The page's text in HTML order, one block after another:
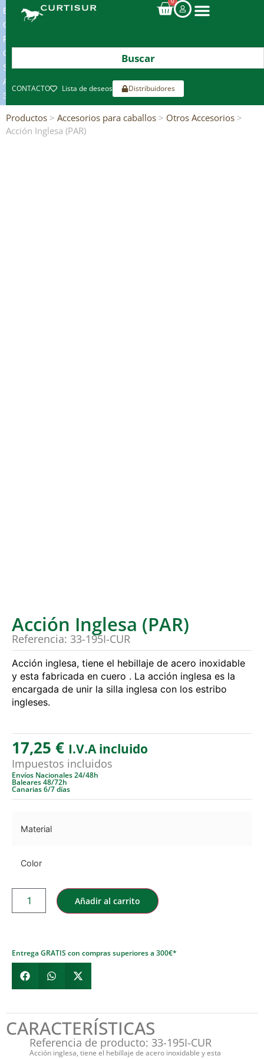
ENVIOS
GRATIS
POR
COMPRAS
SUPERIORES
A
300€*
CONTACTO Lista de deseos Distribuidores
Productos > Accesorios para caballos > Otros Accesorios >
Acción Inglesa (PAR)
Acción Inglesa (PAR)
Referencia: 33-195I-CUR
Acción inglesa, tiene el hebillaje de acero inoxidable
y esta fabricada en cuero . La acción inglesa es la
encargada de unir la silla inglesa con los estribo
ingleses.
17,25 € I.V.A incluido
Impuestos incluidos
Envíos Nacionales 24/48h
Baleares 48/72h
Canarias 6/7 días
Material
Color
Añadir al carrito
Entrega GRATIS con compras superiores a 300€*
CARACTERÍSTICAS
Referencia de producto: 33-195I-CUR
Acción inglesa, tiene el hebillaje de acero inoxidable y esta